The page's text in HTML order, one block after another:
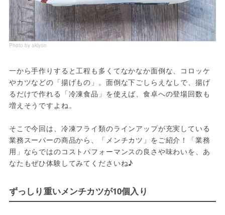
Photo by akiyon
一から手作りすると工程も多くてなかなか面倒な、コロッケ
やカツなどの「揚げもの」。面倒な下ごしらえなしで、揚げ
るだけで作れる「冷凍食品」を使えば、食卓への登場回数も
増えそうですよね。
そこで今回は、冷凍フライ類のラインアップが充実している
業務スーパーの商品から、「メンチカツ」をご紹介！「業務
用」ならではのコストパフォーマンスの良さや味わいを、あ
なたもぜひ体験してみてくださいね♪
ずっしり重いメンチカツが10個入り